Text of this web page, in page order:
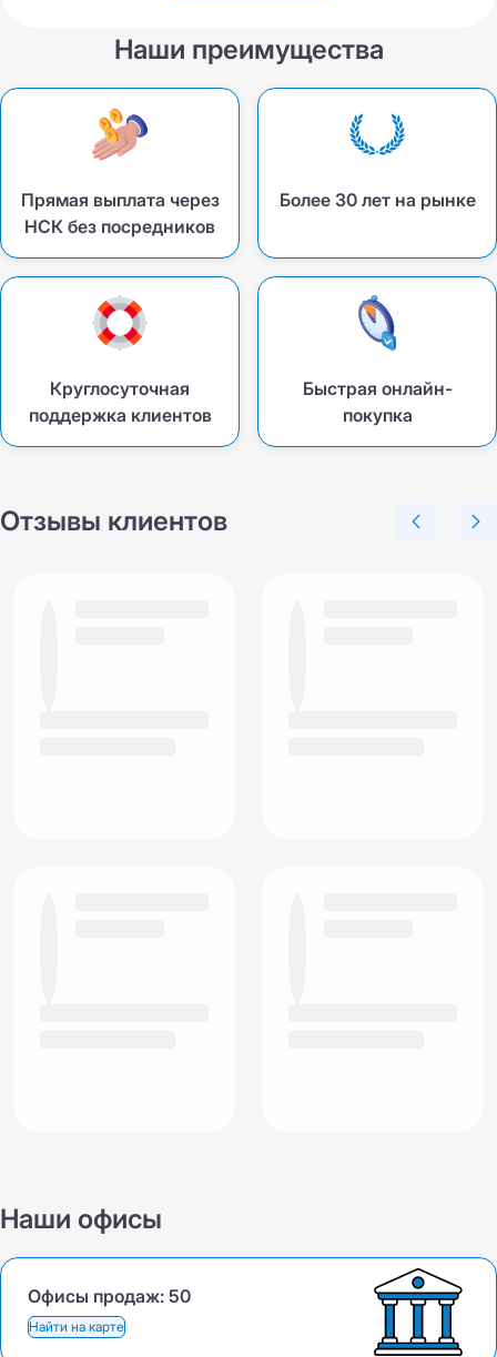
Наши преимущества
Прямая выплата через
НСК без посредников
Более 30 лет на рынке
Круглосуточная
поддержка клиентов
Быстрая онлайн-
покупка
Отзывы клиентов
Наши офисы
Офисы продаж: 50
Найти на карте